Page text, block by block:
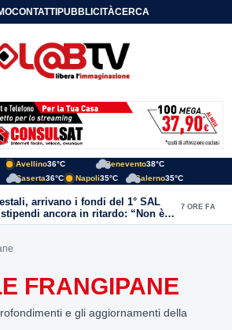
CONTATTIPUBBLICITÀCERCA
Avellino36°C Benevento38°C
Caserta36°C Napoli35°C Salerno35°C
arrivano i fondi del 1° SAL
ancora in ritardo: “Non è
7 ORE FA
FRANGIPANE
e gli aggiornamenti della